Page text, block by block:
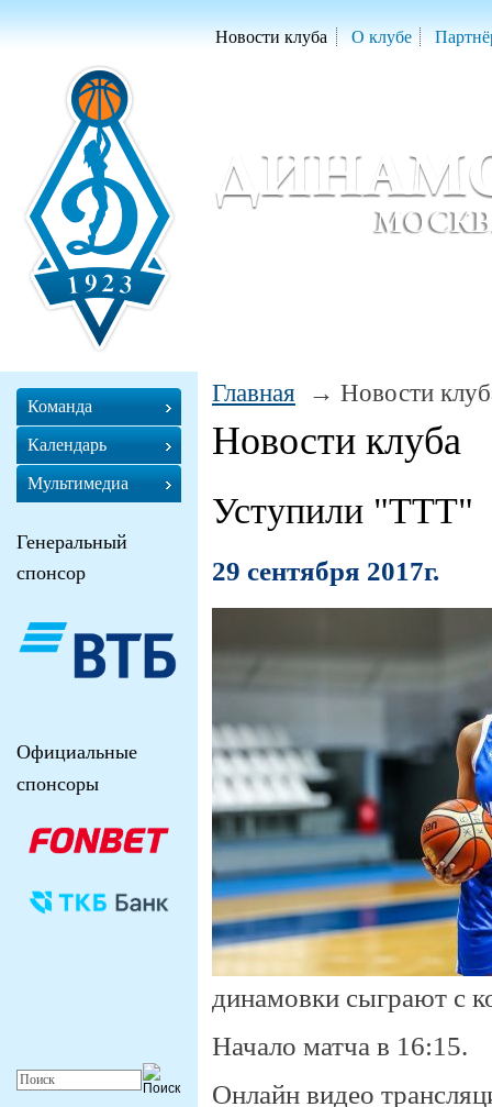
Новости клуба О клубе
Главная Новости
Новости клуба
Уступили "ТТТ"
29 сентября 2017г.
динамовки сыграют с
Начало матча в 16:15.
Онлайн видео
Команда
Календарь
Мультимедиа
Генеральный
спонсор
Официальные
спонсоры